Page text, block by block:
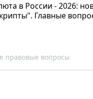
в России - 2026:
Главные
правовые вопросы